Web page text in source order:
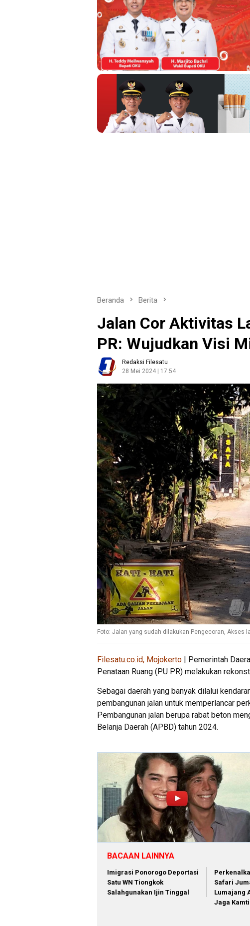
Beranda Berita
Jalan Cor Aktivitas
PR: Wujudkan Visi
Redaksi Filesatu
28 Mei 2024 | 17:54
Foto: Jalan yang sudah dilakukan Pengecoran, Akses
Filesatu.co.id, Mojokerto | Pemerintah
Penataan Ruang (PU PR) melakukan
Sebagai daerah yang banyak dilalui
pembangunan jalan untuk memperlancar
Pembangunan jalan berupa rabat beton
Belanja Daerah (APBD) tahun 2024.
BACAAN LAINNYA
Imigrasi Ponorogo Deportasi
Satu WN Tiongkok
Salahgunakan Ijin Tinggal
Safari
Lumajang
Jaga